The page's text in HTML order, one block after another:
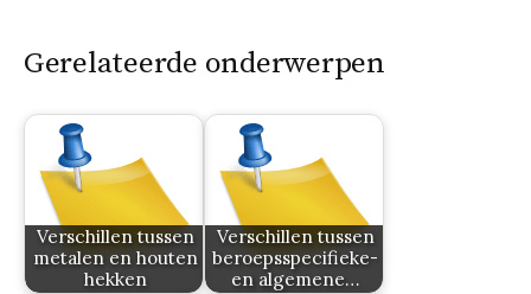
Gerelateerde onderwerpen
Verschillen tussen
metalen en houten
hekken
Verschillen tussen
beroepsspecifieke-
en algemene…